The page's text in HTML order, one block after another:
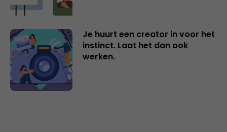
Je huurt een creator in voor het
instinct. Laat het dan ook
werken.